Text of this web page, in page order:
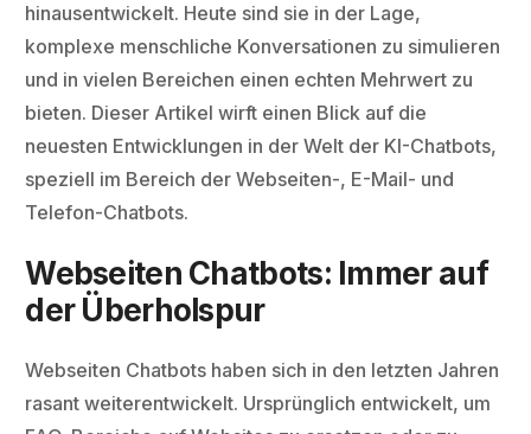
hinausentwickelt. Heute sind sie in der Lage,
komplexe menschliche Konversationen zu simulieren
und in vielen Bereichen einen echten Mehrwert zu
bieten. Dieser Artikel wirft einen Blick auf die
neuesten Entwicklungen in der Welt der KI-Chatbots,
speziell im Bereich der Webseiten-, E-Mail- und
Telefon-Chatbots.
Webseiten Chatbots: Immer auf
der Überholspur
Webseiten Chatbots haben sich in den letzten Jahren
rasant weiterentwickelt. Ursprünglich entwickelt, um